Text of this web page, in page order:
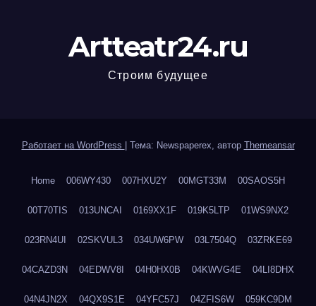
Artteatr24.ru
Строим будущее
Работает на WordPress Тема: Newspaperex, автор Themeansar
Home 006WY430 007HXU2Y 00MGT33M 00SAOS5H
00T70TIS 013UNCAI 0169XX1F 019K5LTP 01WS9NX2
023RN4UI 02SKVUL3 034UW6PW 03L7504Q 03ZRKE69
04CAZD3N 04EDWV8I 04H0HX0B 04KWVG4E 04LI8DHX
04N4JN2X 04QX9S1E 04YFC57J 04ZFIS6W 059KC9DM